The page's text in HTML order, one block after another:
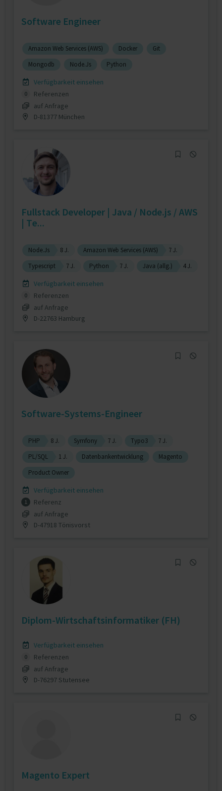
Software Engineer
Amazon Web Services (AWS) Docker
Git
Mongodb
Node.Js Python
Verfügbarkeit einsehen
0
Referenzen
auf Anfrage
D-81377 München
Fullstack Developer | Java / Node.js / AWS
| Te...
Node.Js 8 J. Amazon Web Services (AWS)
7 J.
Typescript
7 J. Python 7 J. Java (allg.) 4 J.
Verfügbarkeit einsehen
0
Referenzen
auf Anfrage
D-22763 Hamburg
Software-Systems-Engineer
PHP 8 J. Symfony 7 J. Typo3
7 J.
PL/SQL
1 J. Datenbankentwicklung
Magento
Product Owner
Verfügbarkeit einsehen
1
Referenz
auf Anfrage
D-47918 Tönisvorst
Diplom-Wirtschaftsinformatiker (FH)
Verfügbarkeit einsehen
0
Referenzen
auf Anfrage
D-76297 Stutensee
Magento Expert